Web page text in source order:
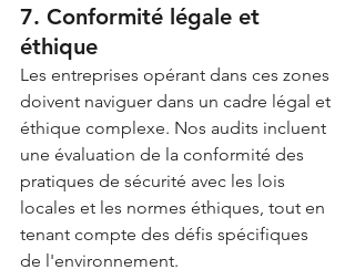
7. Conformité légale et
éthique
Les entreprises opérant dans ces zones
doivent naviguer dans un cadre légal et
éthique complexe. Nos audits incluent
une évaluation de la conformité des
pratiques de sécurité avec les lois
locales et les normes éthiques, tout en
tenant compte des défis spécifiques
de l'environnement.